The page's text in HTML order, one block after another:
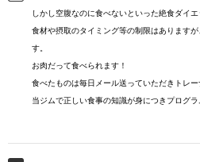
しかし空腹なのに食べないといった絶食ダイエ
食材や摂取のタイミング等の制限はあります
す。
お肉だって食べられます！
食べたものは毎日メール送っていただきトレー
当ジムで正しい食事の知識が身につきプログラ